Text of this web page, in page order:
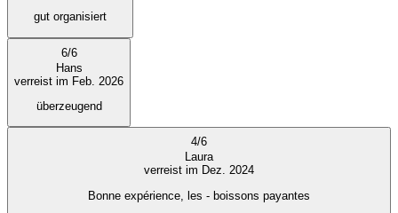
gut organisiert
6/6
Hans
verreist im Feb. 2026
überzeugend
4/6
Laura
verreist im Dez. 2024
Bonne expérience, les - boissons payantes